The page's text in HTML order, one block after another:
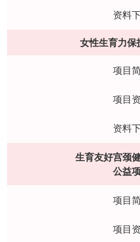
资料
女性生育力保
项目
项目
资料
生育友好宫颈
公益
项目
项目